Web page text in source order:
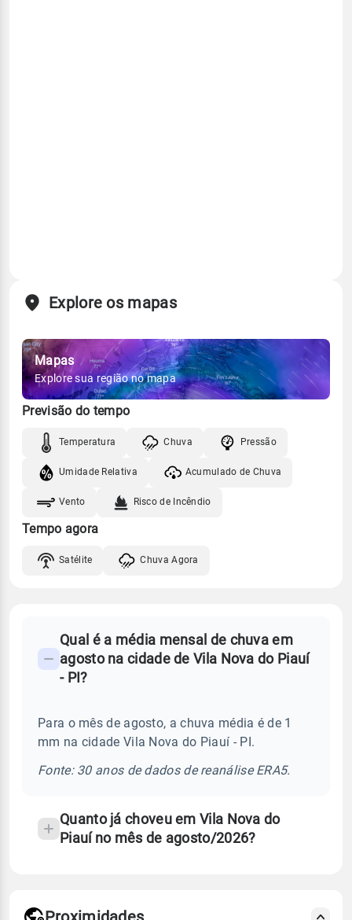
Explore os mapas
Mapas
Explore sua região no mapa
Previsão do tempo
Temperatura Chuva Pressão
Umidade Relativa Acumulado de Chuva
Vento Risco de Incêndio
Tempo agora
Satélite Chuva Agora
Perguntas
frequentes
chuva
temperatura
Qual é a média mensal de chuva em
agosto na cidade de Vila Nova do Piauí
- PI?
Para o mês de agosto, a chuva média é de 1
mm na cidade Vila Nova do Piauí - PI.
Fonte: 30 anos de dados de reanálise ERA5.
Quanto já choveu em Vila Nova do
Piauí no mês de agosto/2026?